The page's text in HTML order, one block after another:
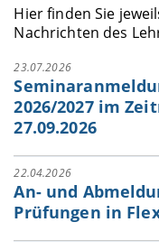
Hier finden Sie
Nachrichten des
23.07.2026
2026/2027 im
27.09.2026
22.04.2026
An- und
Prüfungen in